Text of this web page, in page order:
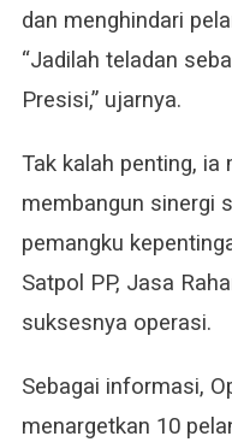
dan menghindari
“Jadilah teladan
Presisi,” ujarnya.
Tak kalah penting, ia
membangun sinergi
pemangku
Satpol PP, Jasa
suksesnya operasi.
Sebagai informasi,
menargetkan 10